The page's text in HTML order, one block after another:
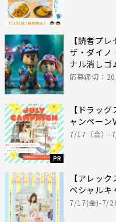
【読者プ
ザ・ダイノ
ナル消しゴ
応募締切：
PR
【ドラッ
ャンペーン
7/17（金）-
【アレッ
ペシャルキ
7/17(金)-7/